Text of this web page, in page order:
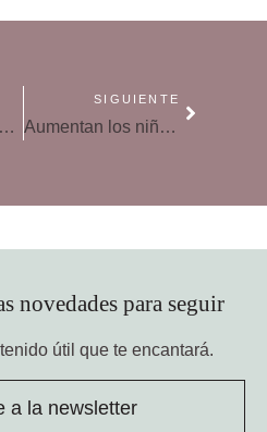
Disciplina positiva: las bases para integrarla en el hogar
SIGUIENTE
Aumentan los niños que usaron videojuegos en sus smartphones este verano
novedades para seguir
útil que te encantará.
a la newsletter